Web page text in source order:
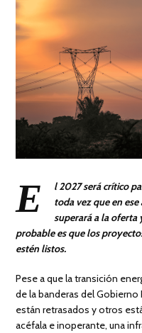
E
l 2027 será crítico
toda vez que en
superará a la oferta
probable es que los
estén listos.
Pese a que la transición
de la banderas del
están retrasados y otros
acéfala e inoperante, una